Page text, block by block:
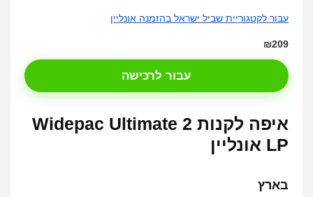
עבור לקטגוריית שביל ישראל בהזמנה אונליין
₪209
עבור לרכישה
איפה לקנות 2 Widepac Ultimate
LP אונליין
בארץ